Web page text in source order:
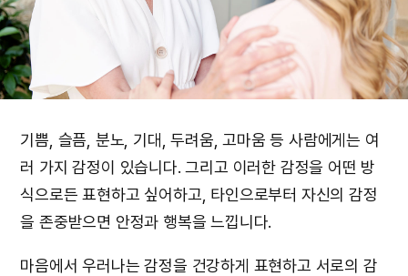
기쁨, 슬픔, 분노, 기대, 두려움, 고마움 등 사람에게는 여
러 가지 감정이 있습니다. 그리고 이러한 감정을 어떤 방
식으로든 표현하고 싶어하고, 타인으로부터 자신의 감정
을 존중받으면 안정과 행복을 느낍니다.
마음에서 우러나는 감정을 건강하게 표현하고 서로의 감